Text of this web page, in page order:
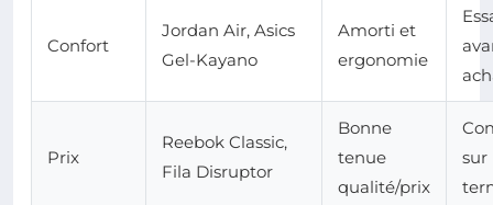
Confort
Jordan Air, Asics
Gel-Kayano
Amorti et
ergonomie
Prix
Reebok Classic,
Fila Disruptor
Bonne
tenue
qualité/prix
sur